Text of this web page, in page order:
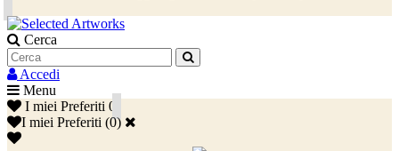
Cerca
Accedi
Menu
I miei Preferiti 0
I miei Preferiti (0)